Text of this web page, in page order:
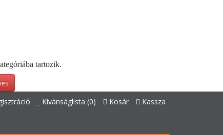
tartozik.
Kívánságlista (0) Kosár Kassza